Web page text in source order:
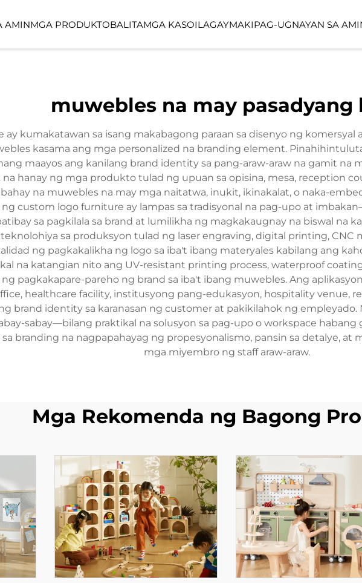
AMINMGA PRODUKTOBALITAMGA KASOILAGAYMAKIPAG-UGNAYAN SA
muwebles na may pasadyang
kumakatawan sa isang makabagong paraan sa disenyo ng komersyal
kasama ang mga personalized na branding element.
maayos ang kanilang brand identity sa pang-araw-araw na gamit na
hanay ng mga produkto tulad ng upuan sa opisina, mesa, reception
na muwebles na may mga naitatwa, inukit, ikinakalat, o naka-
custom logo furniture ay lampas sa tradisyonal na pag-upo at
sa pagkilala sa brand at lumilikha ng magkakaugnay na biswal na
sa produksyon tulad ng laser engraving, digital printing,
ng pagkakalikha ng logo sa iba't ibang materyales kabilang ang
na katangian nito ang UV-resistant printing process, waterproof
pagkakapare-pareho ng brand sa iba't ibang muwebles. Ang
healthcare facility, institusyong pang-edukasyon, hospitality venue,
brand identity sa karanasan ng customer at pakikilahok ng
sabay—bilang praktikal na solusyon sa pag-upo o workspace
branding na nagpapahayag ng propesyonalismo, pansin sa detalye, at
mga miyembro ng staff araw-araw.
Mga Rekomenda ng Bagong